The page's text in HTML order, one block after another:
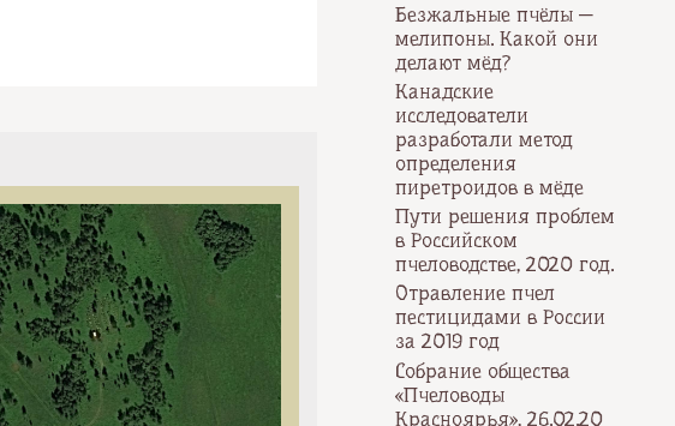
Безжальные пчёлы —
мелипоны. Какой они
делают мёд?
Канадские
исследователи
разработали метод
определения
пиретроидов в мёде
Пути решения проблем
в Российском
пчеловодстве, 2020 год.
Отравление пчел
пестицидами в России
за 2019 год
Собрание общества
«Пчеловоды
Красноярья», 26.02.20